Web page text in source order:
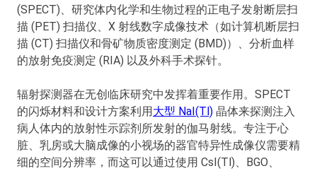
Applications
资源
Thermal conductivity, shock resistance
Thermal conductivity, shock resistance, defined
flatness & surface finish for the automotive market.
(SPECT)、研究体内化学和生物过程的正电子发射断层扫
描 (PET) 扫描仪、X 射线数字成像技术（如计算机断层扫
描 (CT) 扫描仪和骨矿物质密度测定 (BMD)）、分析血样
的放射免疫测定 (RIA) 以及外科手术探针。
辐射探测器在无创临床研究中发挥着重要作用。SPECT
的闪烁材料和设计方案利用大型 NaI(Tl) 晶体来探测注入
病人体内的放射性示踪剂所发射的伽马射线。专注于心
脏、乳房或大脑成像的小视场的器官特异性成像仪需要精
细的空间分辨率，而这可以通过使用 CsI(Tl)、BGO、